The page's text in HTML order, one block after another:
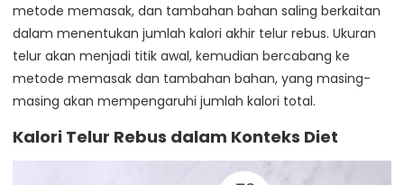
metode memasak, dan tambahan bahan saling berkaitan
dalam menentukan jumlah kalori akhir telur rebus. Ukuran
telur akan menjadi titik awal, kemudian bercabang ke
metode memasak dan tambahan bahan, yang masing-
masing akan mempengaruhi jumlah kalori total.
Kalori Telur Rebus dalam Konteks Diet